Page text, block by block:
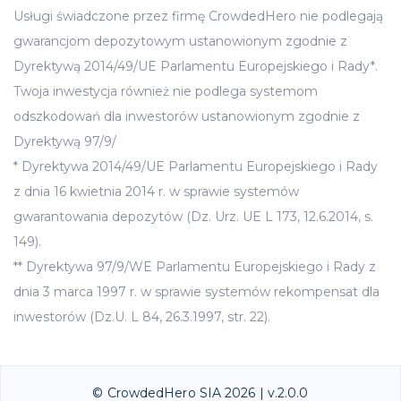
Usługi świadczone przez firmę CrowdedHero nie podlegają
gwarancjom depozytowym ustanowionym zgodnie z
Dyrektywą 2014/49/UE Parlamentu Europejskiego i Rady*.
Twoja inwestycja również nie podlega systemom
odszkodowań dla inwestorów ustanowionym zgodnie z
Dyrektywą 97/9/
* Dyrektywa 2014/49/UE Parlamentu Europejskiego i Rady
z dnia 16 kwietnia 2014 r. w sprawie systemów
gwarantowania depozytów (Dz. Urz. UE L 173, 12.6.2014, s.
149).
** Dyrektywa 97/9/WE Parlamentu Europejskiego i Rady z
dnia 3 marca 1997 r. w sprawie systemów rekompensat dla
inwestorów (Dz.U. L 84, 26.3.1997, str. 22).
© CrowdedHero SIA 2026 | v.2.0.0